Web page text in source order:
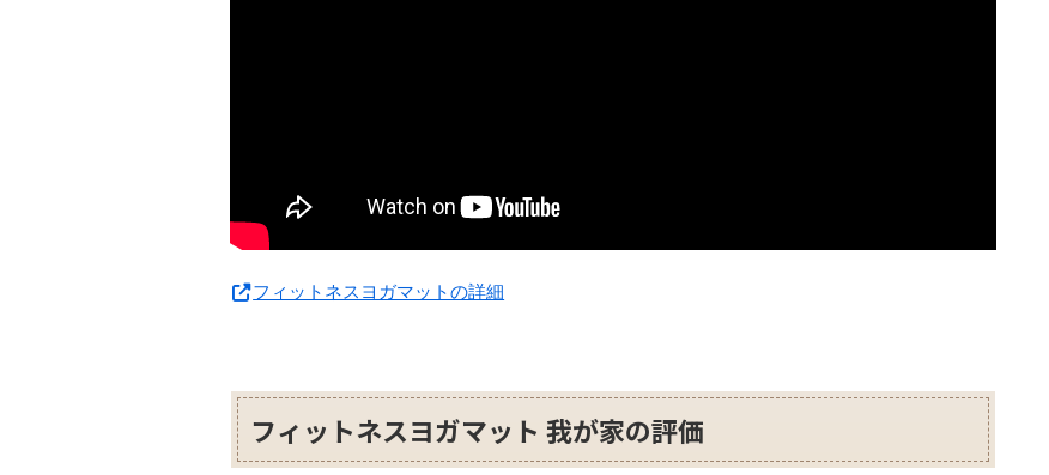
フィットネスヨガマットの詳細
フィットネスヨガマット 我が家の評価